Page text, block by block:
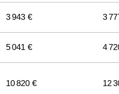
3 943 € 3
5 041 € 4
10 820 € 12